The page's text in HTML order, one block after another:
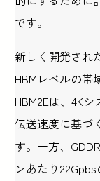
です。
新しく開発され
HBMレベルの帯
HBM2Eは、4K
伝送速度に基づ
す。一方、
ンあたり